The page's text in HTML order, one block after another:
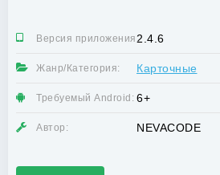
Версия приложения:2.4.6
Жанр/Категория: Карточные
Требуемый Android: 6+
Автор: NEVACODE